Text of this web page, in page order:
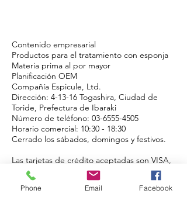
Contenido empresarial
Productos para el tratamiento con esponja
Materia prima al por mayor
Planificación OEM
Compañía Espicule, Ltd.
Dirección: 4-13-16 Togashira, Ciudad de
Toride, Prefectura de Ibaraki
Número de teléfono: 03-6555-4505
Horario comercial: 10:30 - 18:30
Cerrado los sábados, domingos y festivos.
Las tarjetas de crédito aceptadas son VISA,
Master y AMEX.
Dirección de correo electrónico:
info@espicule.com
Phone Email Facebook